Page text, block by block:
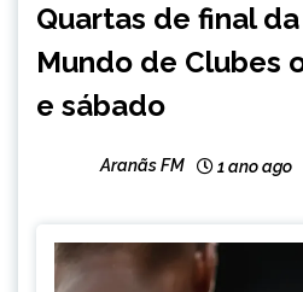
INTERNACIONAL
NOTÍCIAS
Quartas de final
Mundo de Clubes
e sábado
Aranãs FM 1 ano ago